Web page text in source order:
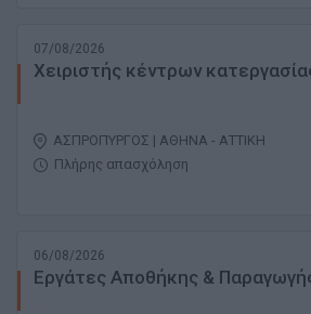
07/08/2026
Χειριστής κέντρων
ΑΣΠΡΟΠΥΡΓΟΣ | ΑΘΗΝΑ - ΑΤΤΙΚΗ
Πλήρης απασχόληση
06/08/2026
Εργάτες Αποθήκης &